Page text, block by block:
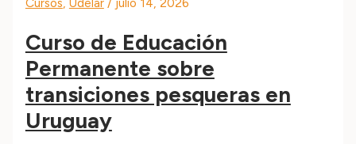
Curso de Educación
Permanente sobre
transiciones pesqueras en
Uruguay